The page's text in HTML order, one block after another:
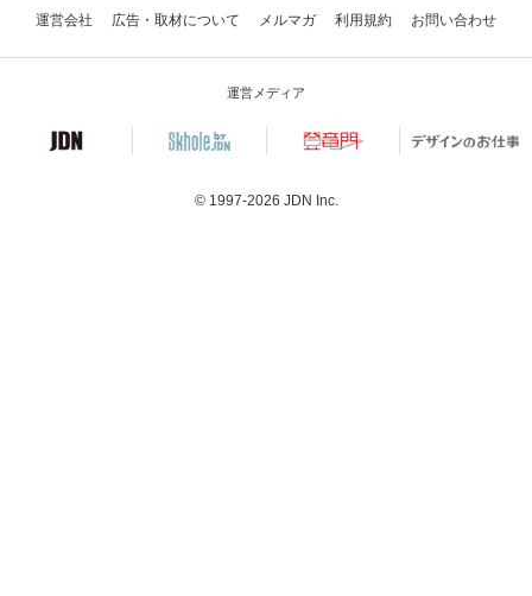
運営会社 広告・取材について メルマガ 利用規約 お問い合わせ
運営メディア
© 1997-2026 JDN Inc.